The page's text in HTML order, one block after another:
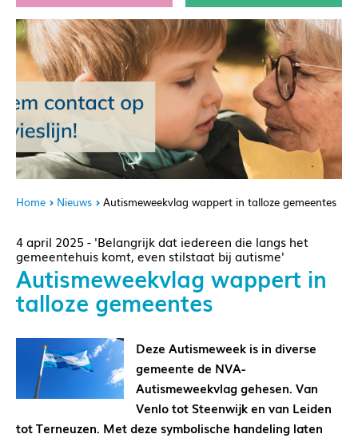
Home Nieuws Autismeweekvlag wappert in talloze gemeentes
4 april 2025 - 'Belangrijk dat iedereen die langs het
gemeentehuis komt, even stilstaat bij autisme'
Autismeweekvlag wappert in
talloze gemeentes
Deze Autismeweek is in diverse
gemeente de NVA-
Autismeweekvlag gehesen. Van
Venlo tot Steenwijk en van Leiden
tot Terneuzen. Met deze symbolische handeling laten